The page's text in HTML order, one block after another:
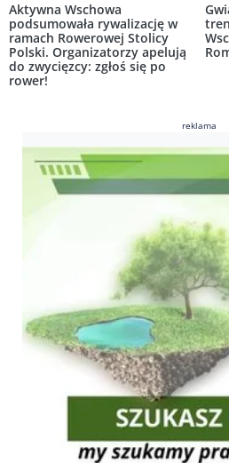
Aktywna Wschowa
podsumowała rywalizację w
ramach Rowerowej Stolicy
Polski. Organizatorzy apelują
do zwycięzcy: zgłoś się po
rower!
reklama